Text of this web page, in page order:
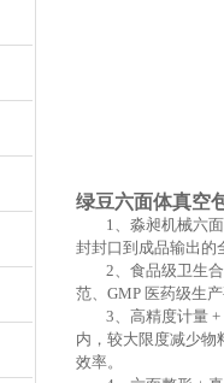
绿豆六面体真空
1、淼昶机械六
封封口到成品输出的
2、 食品级卫生
范、GMP 医药级生
3、 高精度计量 +
内，较大限度减少物
效率。